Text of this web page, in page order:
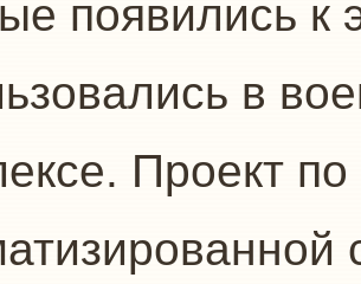
появились к
в
Проект